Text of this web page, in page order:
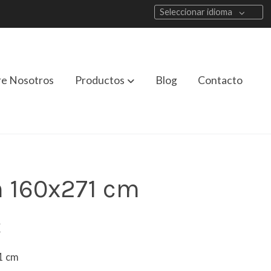
Seleccionar idioma
Nosotros Productos Blog Contacto
160x271 cm
cm